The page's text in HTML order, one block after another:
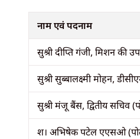
नाम एवं पदनाम
सुश्री दीप्ति गंजी, मिशन की
सुश्री सुब्बालक्ष्मी मोहन,
सुश्री मंजू बैंस, द्वितीय सचिव
श। अभिषेक पटेल एएसओ